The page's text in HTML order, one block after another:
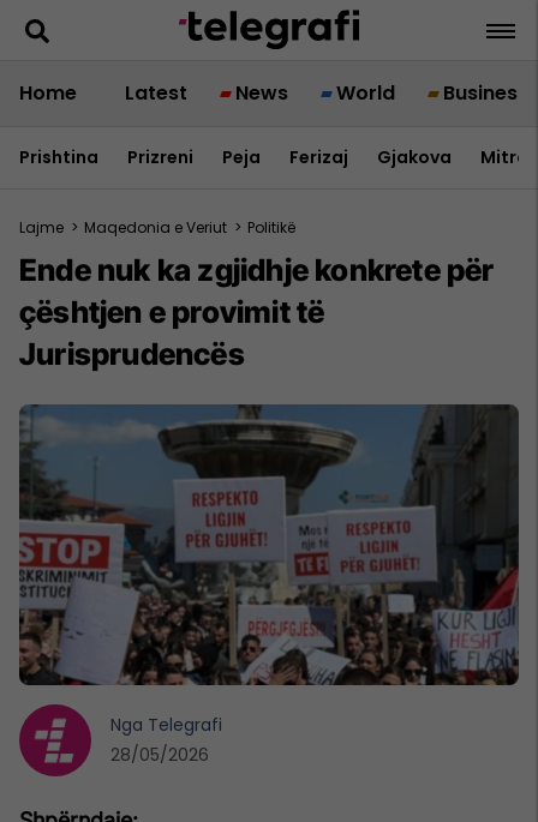
Home Latest News World Business
Prishtina Prizreni Peja Ferizaj Gjakova
Lajme > Maqedonia e Veriut > Politikë
Ende nuk ka zgjidhje konkrete për
çështjen e provimit të
Jurisprudencës
Nga Telegrafi
28/05/2026